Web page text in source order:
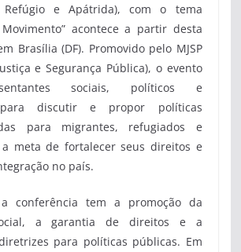
Refúgio e Apátrida), com o tema
acontece a partir desta
Brasília (DF). Promovido pelo MJSP
e Segurança Pública), o evento
sociais, políticos e
para discutir e propor políticas
para migrantes, refugiados e
meta de fortalecer seus direitos e
no país.
conferência tem a promoção da
a garantia de direitos e a
para políticas públicas. Em